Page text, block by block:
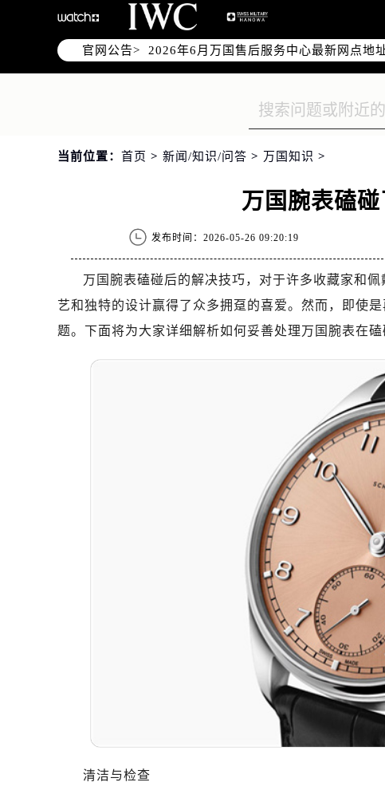
官网公告>
2026年6月万国上海市售后服务网络优化升
2026年6月上海市万国官方售后客户服务
2026年6月万国售后服务中心最新网点地址
上海市徐汇区虹桥路3号港汇中心写字楼
上海市黄浦区南京东路299号宏伊国际广
节假日正常营业！
当前位置： 首页 > 新闻/知识/问答 > 万国知识 >
万国腕表磕
发布时间：2026-05-26 09:20:19
万国腕表磕碰后的解决技巧，对于许多收藏家和
艺和独特的设计赢得了众多拥趸的喜爱。然而，即使
题。下面将为大家详细解析如何妥善处理万国腕表在磕
清洁与检查